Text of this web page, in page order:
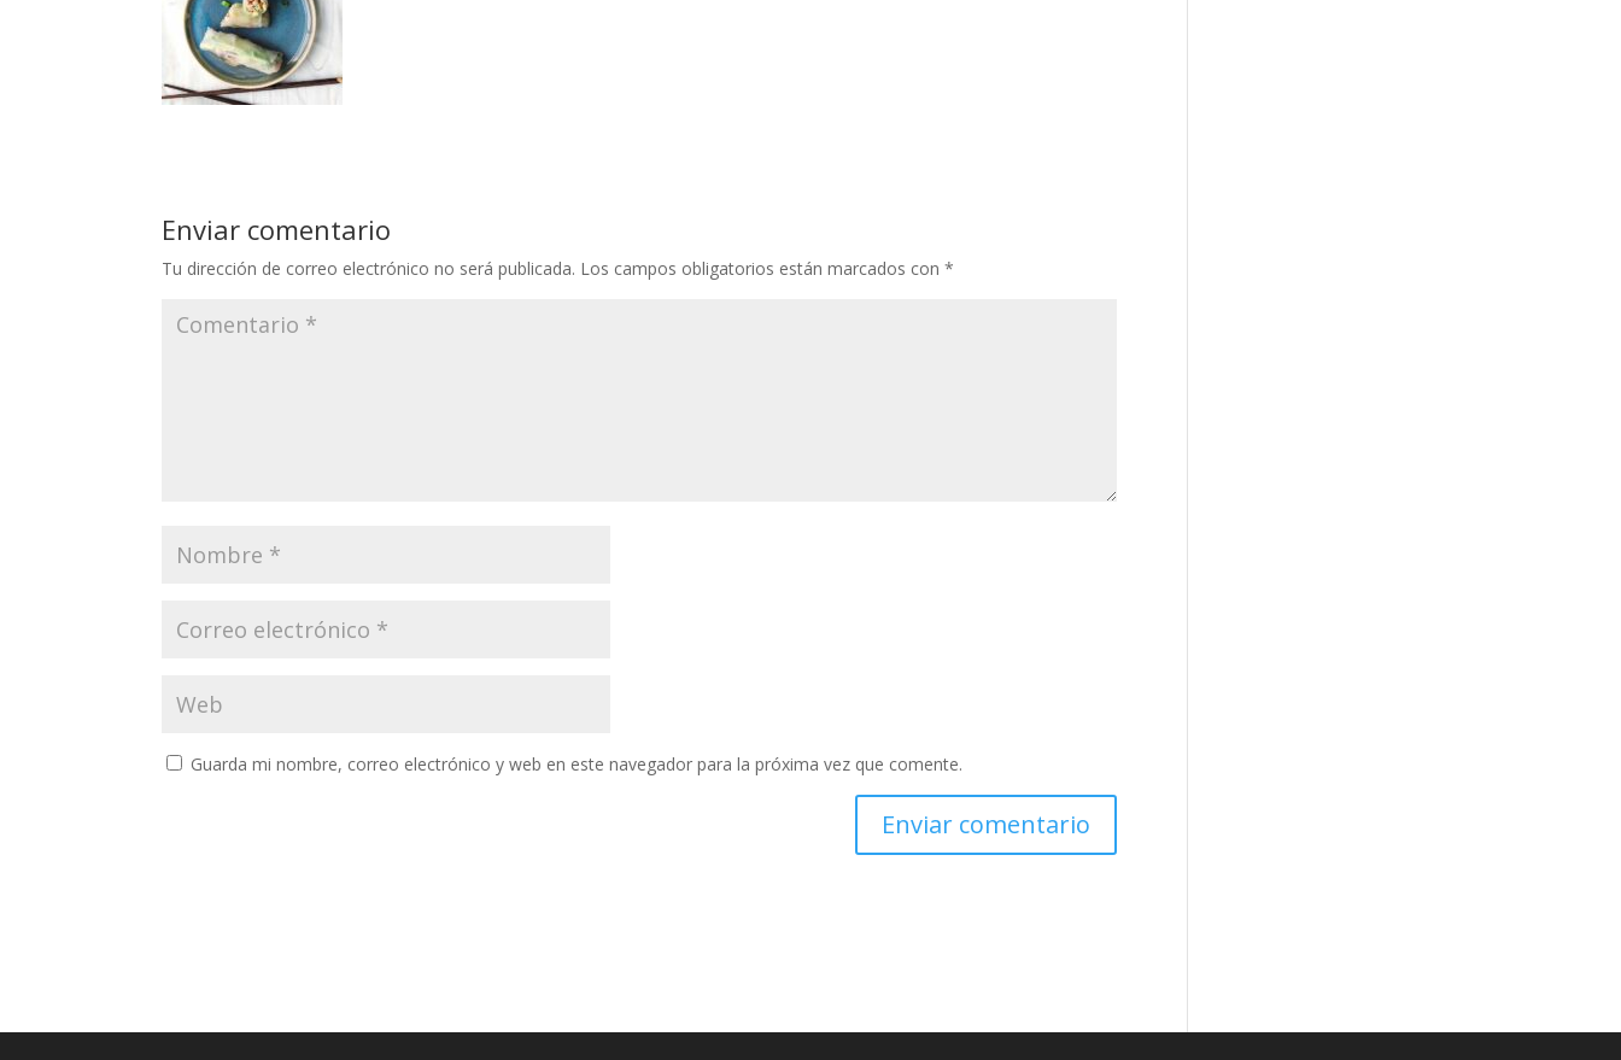
Enviar comentario
Tu dirección de correo electrónico no será publicada. Los campos obligatorios están marcados con*
Guarda mi nombre, correo electrónico y web en este navegador para la próxima vez que comente.